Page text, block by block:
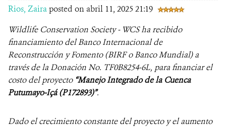
Rios, Zaira posted on abril 11, 2025 21:19
Wildlife Conservation Society - WCS ha recibido
financiamiento del Banco Internacional de
Reconstrucción y Fomento (BIRF o Banco Mundial) a
través de la Donación No. TF0B8254-6L, para financiar el
costo del proyecto “Manejo Integrado de la Cuenca
Putumayo-Içá (P172893)”.
Dado el crecimiento constante del proyecto y el aumento